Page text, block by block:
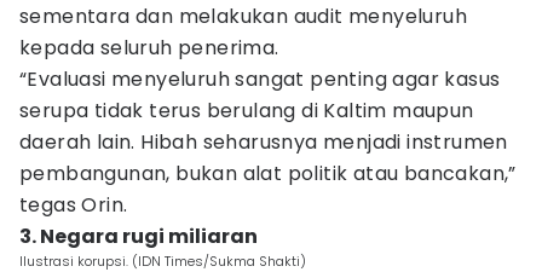
sementara dan melakukan audit menyeluruh
kepada seluruh penerima.
“Evaluasi menyeluruh sangat penting agar kasus
serupa tidak terus berulang di Kaltim maupun
daerah lain. Hibah seharusnya menjadi instrumen
pembangunan, bukan alat politik atau bancakan,”
tegas Orin.
3. Negara rugi miliaran
Ilustrasi korupsi. (IDN Times/Sukma Shakti)